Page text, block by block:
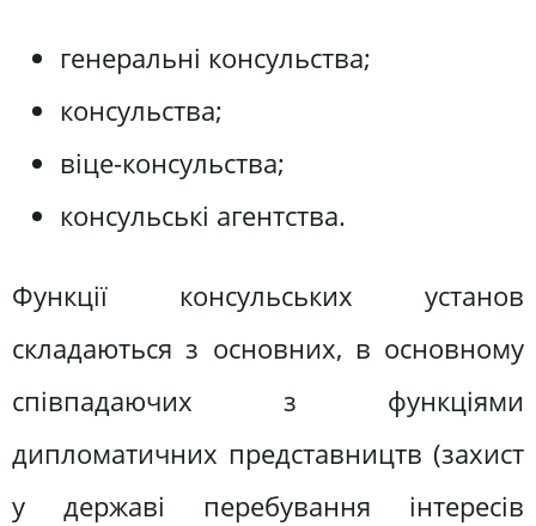
генеральні консульства;
консульства;
віце-консульства;
консульські агентства.
Функції консульських установ
складаються з основних, в основному
співпадаючих з функціями
дипломатичних представництв (захист
у державі перебування інтересів